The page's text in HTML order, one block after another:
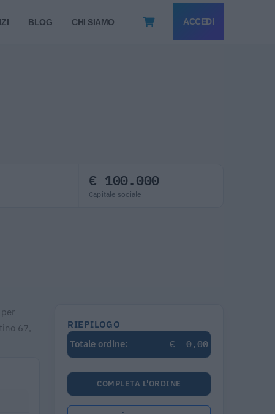
BLOG CHI SIAMO ACCEDI
€ 100.000
Capitale sociale
67,
RIEPILOGO
Totale ordine:
€ 0,00
COMPLETA L'ORDINE